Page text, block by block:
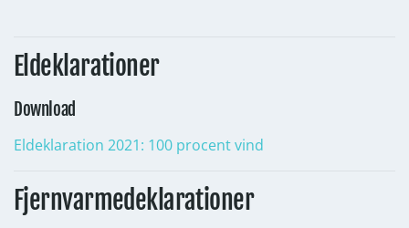
Eldeklarationer
Download
Eldeklaration 2021: 100 procent vind
Fjernvarmedeklarationer